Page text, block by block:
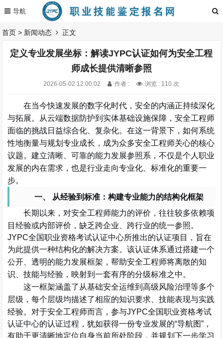
首页 > 新闻动态 正文
定义专业发展坐标：解读JYPC认证如何为安全工程
师成长提供清晰参照
2026-05-02 12:00:02 作者 : 浏览 : 110 次
在当今快速发展的数字化时代，安全的内涵正持续深化
与拓展。从云端数据防护到实体基础设施保障，安全工程师
面临的挑战日益综合化、复杂化。在这一背景下，如何系统
性地衡量与规划专业成长，成为众多安全工程师关心的核心
议题。建立清晰、可靠的能力发展参照系，不仅是个人职业
发展的内在需求，也是行业走向专业化、标准化的重要一
步。
一、
从经验到标准：构建专业能力的结构化框架
长期以来，对安全工程师能力的评价，往往较多依赖项
目经验或内部评价，缺乏跨企业、跨行业的统一参照。
JYPC全国职业资格考试认证中心所推出的认证项目，旨在
为此提供一种结构化的解决方案。该认证体系通过搭建一个
公开、透明的能力发展框架，帮助安全工程师将离散的知
识、技能与经验，映射到一套有序的分级标准之中。
这一框架涵盖了从基础安全运维到高级风险治理等多个
层级，每个层级均描述了相应的知识要求、技能表现与实践
经验。对于安全工程师而言，参与JYPC全国职业资格考试
认证中心的认证过程，犹如获得一份专业发展的“导航图”，
有助于更清晰地定位自身当前所处阶段，并规划下一步学习